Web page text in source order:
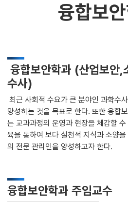
융합보
융합보안학과 (산업보안,
수사)
최근 사회적 수요가 큰 분야인 과학수
양성하는 것을 목표로 한다. 또한 융합
는 교과과정의 운영과 현장을 체감할
육을 통하여 보다 실천적 지식과 소양
의 전문 관리인을 양성하고자 한다.
융합보안학과 주임교수